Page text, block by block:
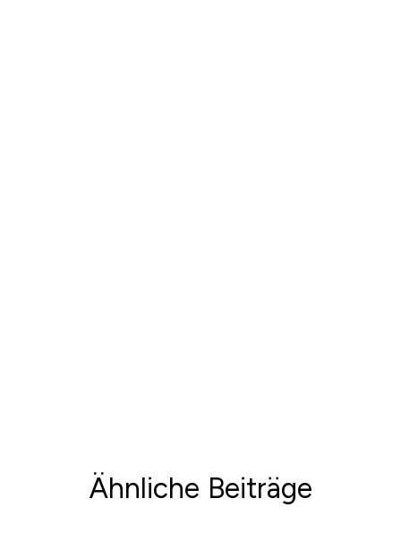
Ähnliche Beiträge